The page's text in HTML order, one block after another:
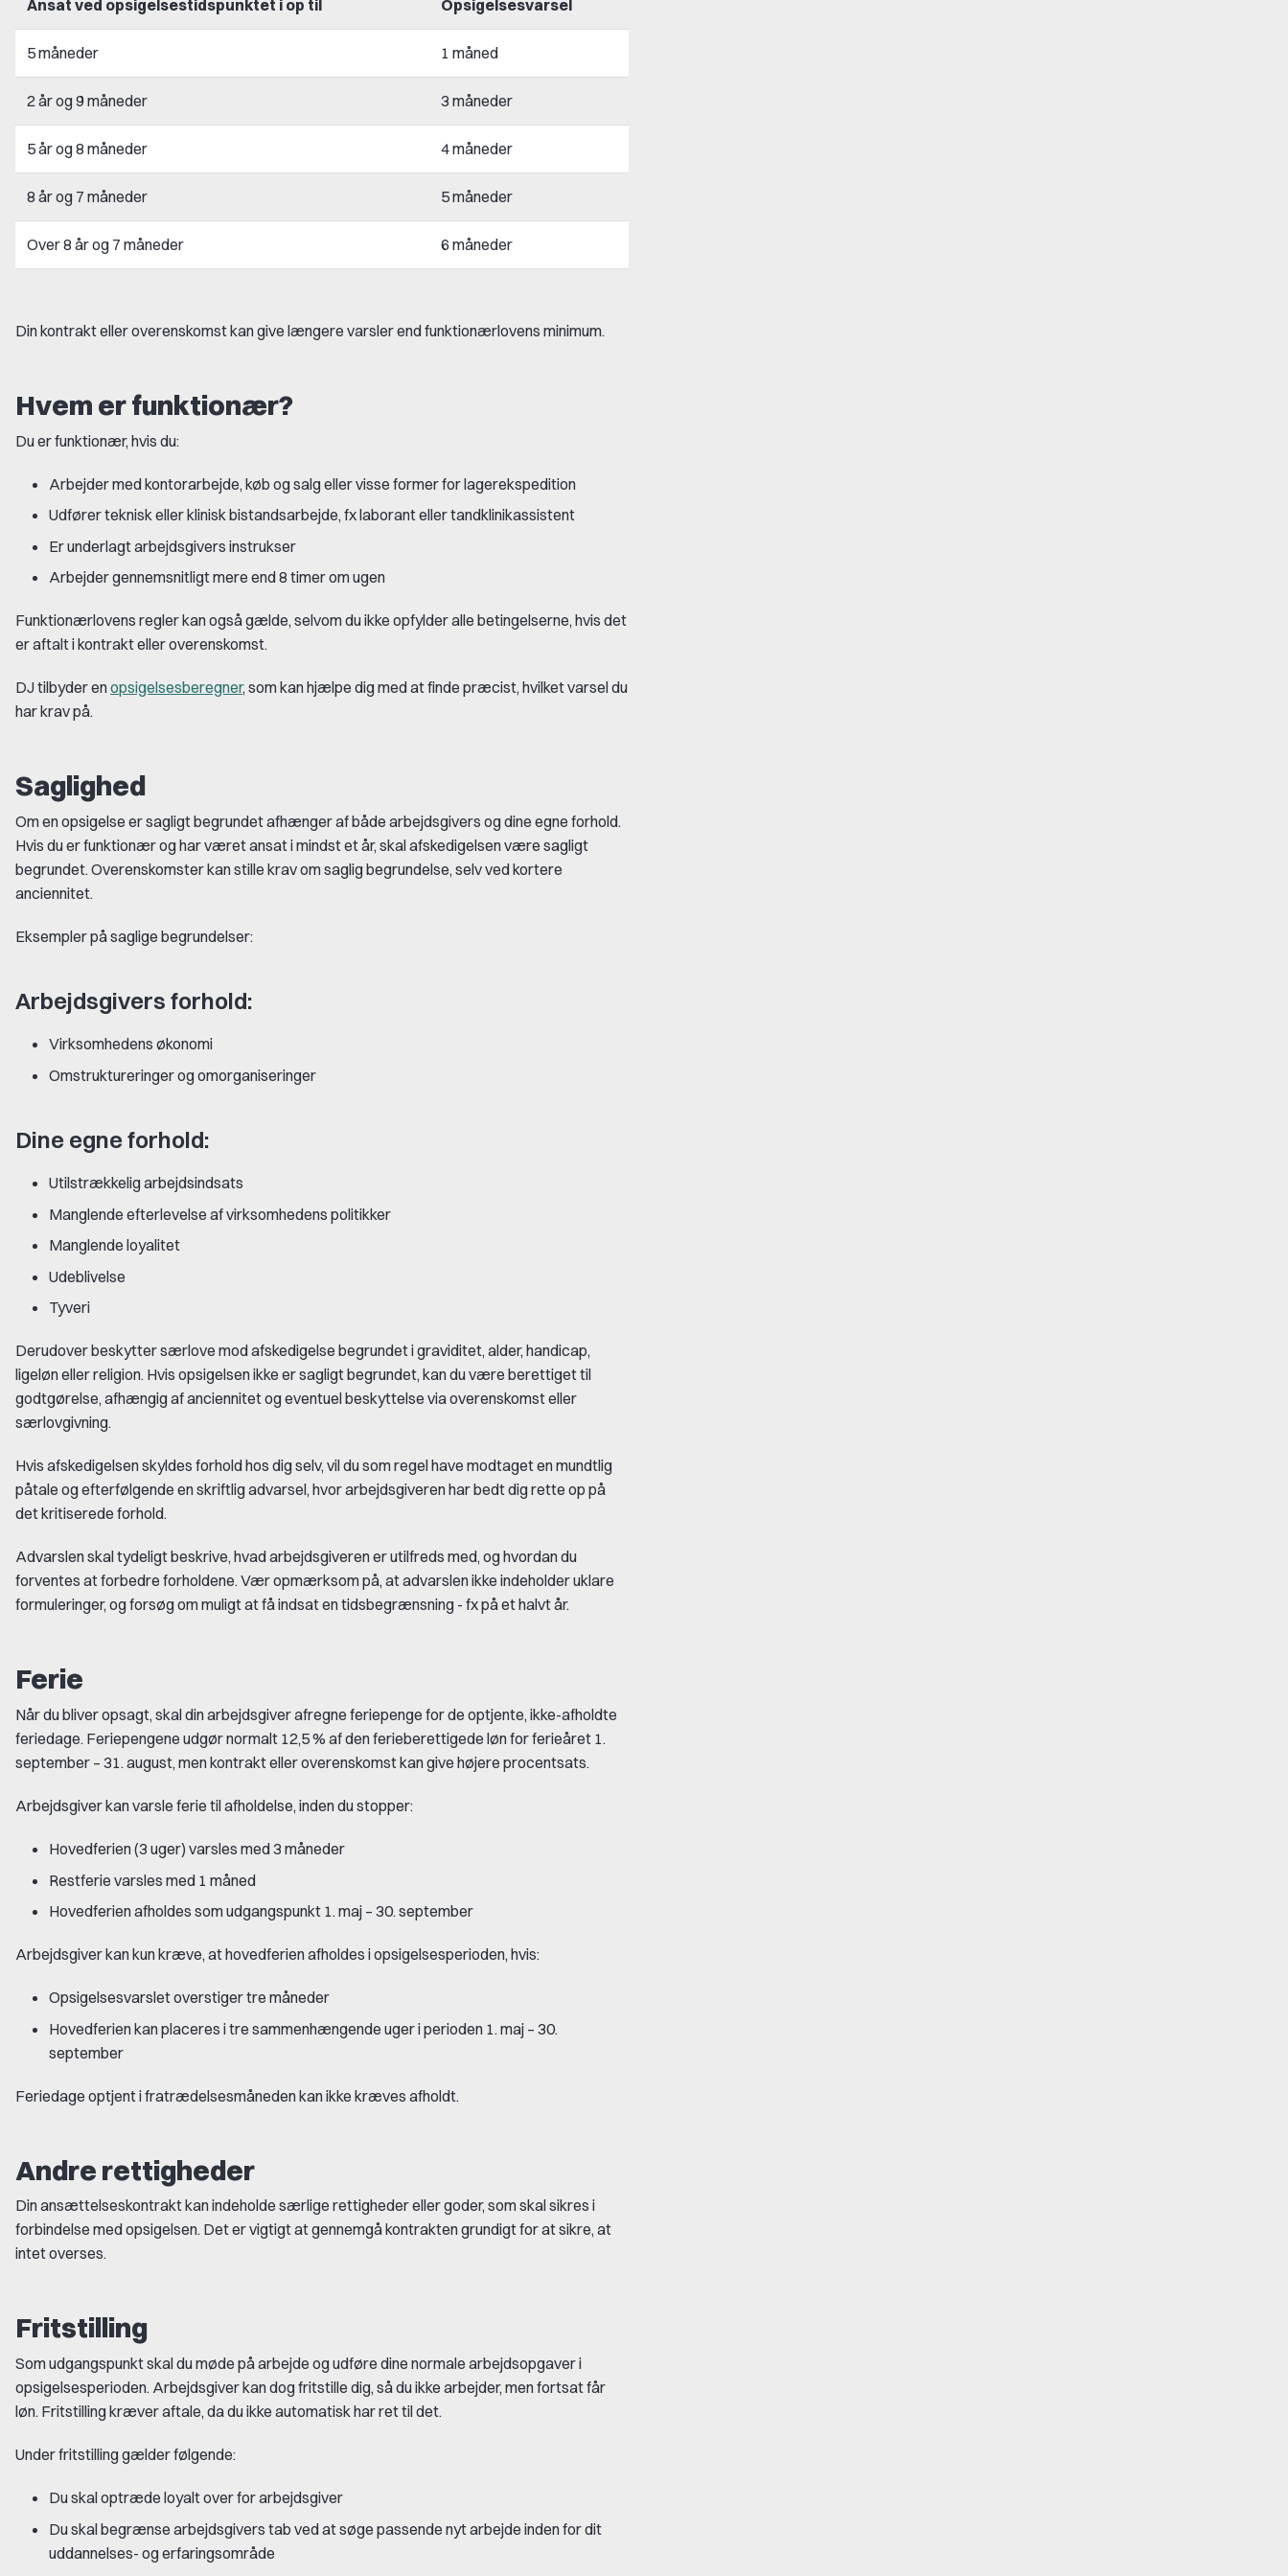
Ansat ved opsigelsestidspunktet i op til Opsigelsesvarsel
5 måneder 1 måned
2 år og 9 måneder 3 måneder
5 år og 8 måneder 4 måneder
8 år og 7 måneder 5 måneder
Over 8 år og 7 måneder 6 måneder
Din kontrakt eller overenskomst kan give længere varsler end funktionærlovens minimum.
Hvem er funktionær?
Du er funktionær, hvis du:
Arbejder med kontorarbejde, køb og salg eller visse former for lagerekspedition
Udfører teknisk eller klinisk bistandsarbejde, fx laborant eller tandklinikassistent
Er underlagt arbejdsgivers instrukser
Arbejder gennemsnitligt mere end 8 timer om ugen
Funktionærlovens regler kan også gælde, selvom du ikke opfylder alle betingelserne, hvis det
er aftalt i kontrakt eller overenskomst.
DJ tilbyder enopsigelsesberegner, som kan hjælpe dig med at finde præcist, hvilket varsel du
har krav på.
Saglighed
Om en opsigelse er sagligt begrundet afhænger af både arbejdsgivers og dine egne forhold.
Hvis du er funktionær og har været ansat i mindst et år, skal afskedigelsen være sagligt
begrundet. Overenskomster kan stille krav om saglig begrundelse, selv ved kortere
anciennitet.
Eksempler på saglige begrundelser:
Arbejdsgivers forhold:
Virksomhedens økonomi
Omstruktureringer og omorganiseringer
Dine egne forhold:
Utilstrækkelig arbejdsindsats
Manglende efterlevelse af virksomhedens politikker
Manglende loyalitet
Udeblivelse
Tyveri
Derudover beskytter særlove mod afskedigelse begrundet i graviditet, alder, handicap,
ligeløn eller religion. Hvis opsigelsen ikke er sagligt begrundet, kan du være berettiget til
godtgørelse, afhængig af anciennitet og eventuel beskyttelse via overenskomst eller
særlovgivning.
Hvis afskedigelsen skyldes forhold hos dig selv, vil du som regel have modtaget en mundtlig
påtale og efterfølgende en skriftlig advarsel, hvor arbejdsgiveren har bedt dig rette op på
det kritiserede forhold.
Advarslen skal tydeligt beskrive, hvad arbejdsgiveren er utilfreds med, og hvordan du
forventes at forbedre forholdene. Vær opmærksom på, at advarslen ikke indeholder uklare
formuleringer, og forsøg om muligt at få indsat en tidsbegrænsning - fx på et halvt år.
Ferie
Når du bliver opsagt, skal din arbejdsgiver afregne feriepenge for de optjente, ikke-afholdte
feriedage. Feriepengene udgør normalt 12,5 % af den ferieberettigede løn for ferieåret 1.
september – 31. august, men kontrakt eller overenskomst kan give højere procentsats.
Arbejdsgiver kan varsle ferie til afholdelse, inden du stopper:
Hovedferien (3 uger) varsles med 3 måneder
Restferie varsles med 1 måned
Hovedferien afholdes som udgangspunkt 1. maj – 30. september
Arbejdsgiver kan kun kræve, at hovedferien afholdes i opsigelsesperioden, hvis:
Opsigelsesvarslet overstiger tre måneder
Hovedferien kan placeres i tre sammenhængende uger i perioden 1. maj – 30.
september
Feriedage optjent i fratrædelsesmåneden kan ikke kræves afholdt.
Andre rettigheder
Din ansættelseskontrakt kan indeholde særlige rettigheder eller goder, som skal sikres i
forbindelse med opsigelsen. Det er vigtigt at gennemgå kontrakten grundigt for at sikre, at
intet overses.
Fritstilling
Som udgangspunkt skal du møde på arbejde og udføre dine normale arbejdsopgaver i
opsigelsesperioden. Arbejdsgiver kan dog fritstille dig, så du ikke arbejder, men fortsat får
løn. Fritstilling kræver aftale, da du ikke automatisk har ret til det.
Under fritstilling gælder følgende:
Du skal optræde loyalt over for arbejdsgiver
Du skal begrænse arbejdsgivers tab ved at søge passende nyt arbejde inden for dit
uddannelses- og erfaringsområde